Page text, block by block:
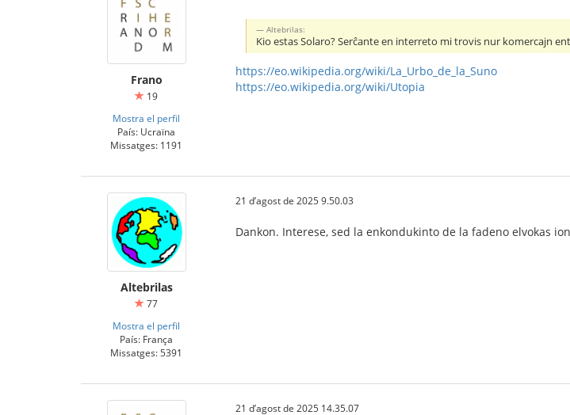
Frano
19
Mostra el perfil
País: Ucraïna
Missatges: 1191
Altebrilas:
Kio estas Solaro? Serĉante en interreto mi trovis nur komercajn
https://eo.wikipedia.org/wiki/La_Urbo_de_la_Suno
https://eo.wikipedia.org/wiki/Utopia
Altebrilas
77
Mostra el perfil
País: França
Missatges: 5391
21 d’agost de 2025 9.50.03
Dankon. Interese, sed la enkondukinto de la fadeno elvokas
21 d’agost de 2025 14.35.07